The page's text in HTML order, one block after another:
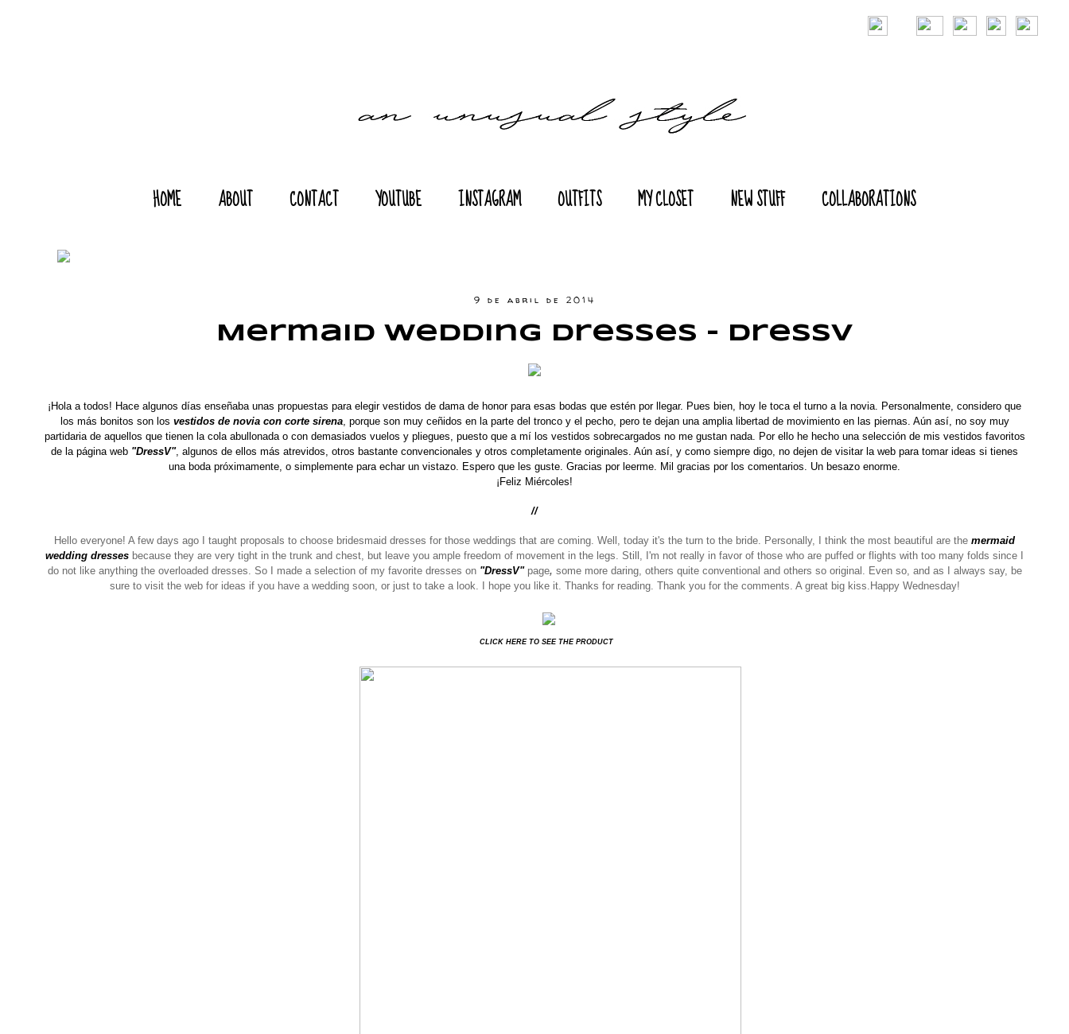
HOME ABOUT CONTACT YOUTUBE INSTAGRAM OUTFITS MY CLOSET NEW STUFF COLLABORATIONS
9 de abril de 2014
Mermaid Wedding Dresses - DressV
¡Hola a todos! Hace algunos días enseñaba unas propuestas para elegir vestidos de dama de honor para esas bodas que estén por llegar. Pues bien, hoy le toca el turno a la novia. Personalmente, considero que
los más bonitos son los vestidos de novia con corte sirena, porque son muy ceñidos en la parte del tronco y el pecho, pero te dejan una amplia libertad de movimiento en las piernas. Aún así, no soy muy
partidaria de aquellos que tienen la cola abullonada o con demasiados vuelos y pliegues, puesto que a mí los vestidos sobrecargados no me gustan nada. Por ello he hecho una selección de mis vestidos favoritos
de la página web "DressV", algunos de ellos más atrevidos, otros bastante convencionales y otros completamente originales. Aún así, y como siempre digo, no dejen de visitar la web para tomar ideas si tienes
una boda próximamente, o simplemente para echar un vistazo. Espero que les guste. Gracias por leerme. Mil gracias por los comentarios. Un besazo enorme.
¡Feliz Miércoles!
//
Hello everyone! A few days ago I taught proposals to choose bridesmaid dresses for those weddings that are coming. Well, today it's the turn to the bride. Personally, I think the most beautiful are the mermaid
wedding dresses because they are very tight in the trunk and chest, but leave you ample freedom of movement in the legs. Still, I'm not really in favor of those who are puffed or flights with too many folds since I
do not like anything the overloaded dresses. So I made a selection of my favorite dresses on "DressV" page, some more daring, others quite conventional and others so original. Even so, and as I always say, be
sure to visit the web for ideas if you have a wedding soon, or just to take a look.
I hope you like it. Thanks for reading. Thank you for the comments. A great big kiss. Happy Wednesday!
CLICK HERE TO SEE THE PRODUCT